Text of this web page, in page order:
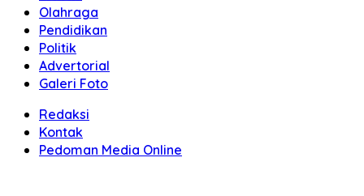
Olahraga
Pendidikan
Politik
Advertorial
Galeri Foto
Redaksi
Kontak
Pedoman Media Online